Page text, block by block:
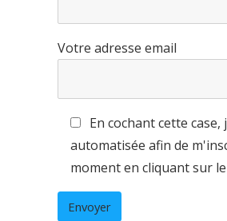
Votre adresse email
En cochant cette
automatisée afin de
moment en cliquant sur